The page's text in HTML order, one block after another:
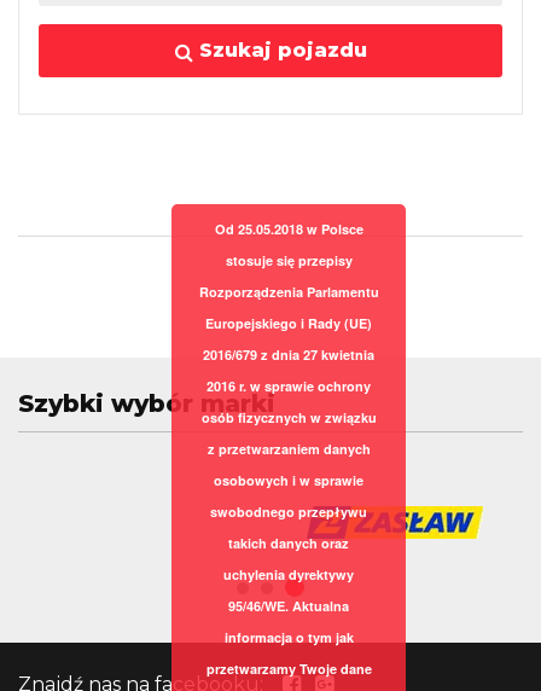
Szukaj pojazdu
Szybki wybór marki
Znajdź nas na facebooku:
Od 25.05.2018 w Polsce
stosuje się przepisy
Rozporządzenia Parlamentu
Europejskiego i Rady (UE)
2016/679 z dnia 27 kwietnia
2016 r. w sprawie ochrony
osób fizycznych w związku
z przetwarzaniem danych
osobowych i w sprawie
swobodnego przepływu
takich danych oraz
uchylenia dyrektywy
95/46/WE. Aktualna
informacja o tym jak
przetwarzamy Twoje dane